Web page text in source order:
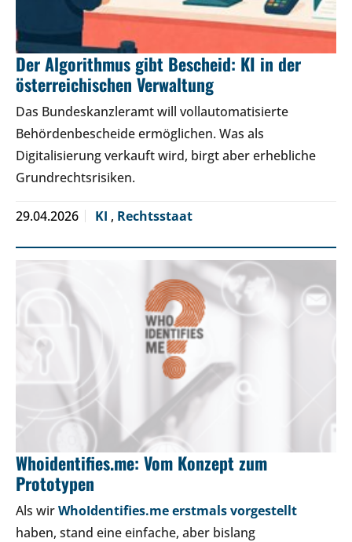
Der Algorithmus gibt Bescheid: KI in der
österreichischen Verwaltung
Das Bundeskanzleramt will vollautomatisierte
Behördenbescheide ermöglichen. Was als
Digitalisierung verkauft wird, birgt aber erhebliche
Grundrechtsrisiken.
29.04.2026 KI , Rechtsstaat
Whoidentifies.me: Vom Konzept zum
Prototypen
Als wirWhoIdentifies.me erstmals vorgestellt
haben, stand eine einfache, aber bislang